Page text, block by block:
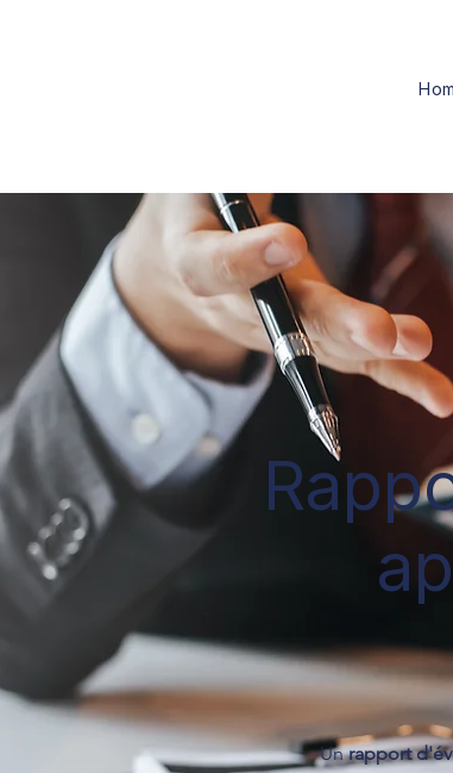
Unrapport